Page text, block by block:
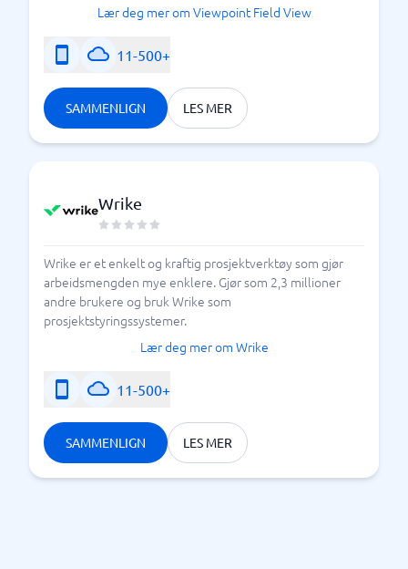
Lær deg mer om Viewpoint Field View
11-500+
SAMMENLIGN LES MER
Wrike
Wrike er et enkelt og kraftig prosjektverktøy som gjør
arbeidsmengden mye enklere. Gjør som 2,3 millioner
andre brukere og bruk Wrike som
prosjektstyringssystemer.
Lær deg mer om Wrike
11-500+
SAMMENLIGN LES MER